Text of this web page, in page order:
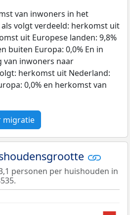
van inwoners in het
volgt verdeeld: herkomst uit
uit Europese landen: 9,8%
buiten Europa: 0,0% En in
van inwoners naar
herkomst uit Nederland:
0,0% en herkomst van
migratie
personen per huishouden in